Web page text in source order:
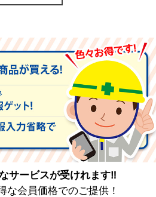
サービスが受けれます‼
会員価格でのご提供！